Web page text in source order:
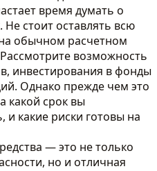
время думать о
стоит оставлять всю
обычном расчетном
возможность
инвестирования в фонды
Однако прежде чем это
какой срок вы
и какие риски готовы на
— это не только
но и отличная